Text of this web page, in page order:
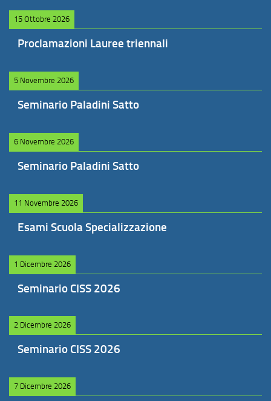
15 Ottobre 2026
Proclamazioni Lauree triennali
5 Novembre 2026
Seminario Paladini Satto
6 Novembre 2026
Seminario Paladini Satto
11 Novembre 2026
Esami Scuola Specializzazione
1 Dicembre 2026
Seminario CISS 2026
2 Dicembre 2026
Seminario CISS 2026
7 Dicembre 2026